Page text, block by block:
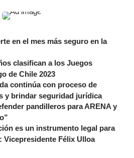
en el mes más seguro en la
clasifican a los Juegos
de Chile 2023
continúa con proceso de
y brindar seguridad jurídica
pandilleros para ARENA y
es un instrumento legal para
Vicepresidente Félix Ulloa